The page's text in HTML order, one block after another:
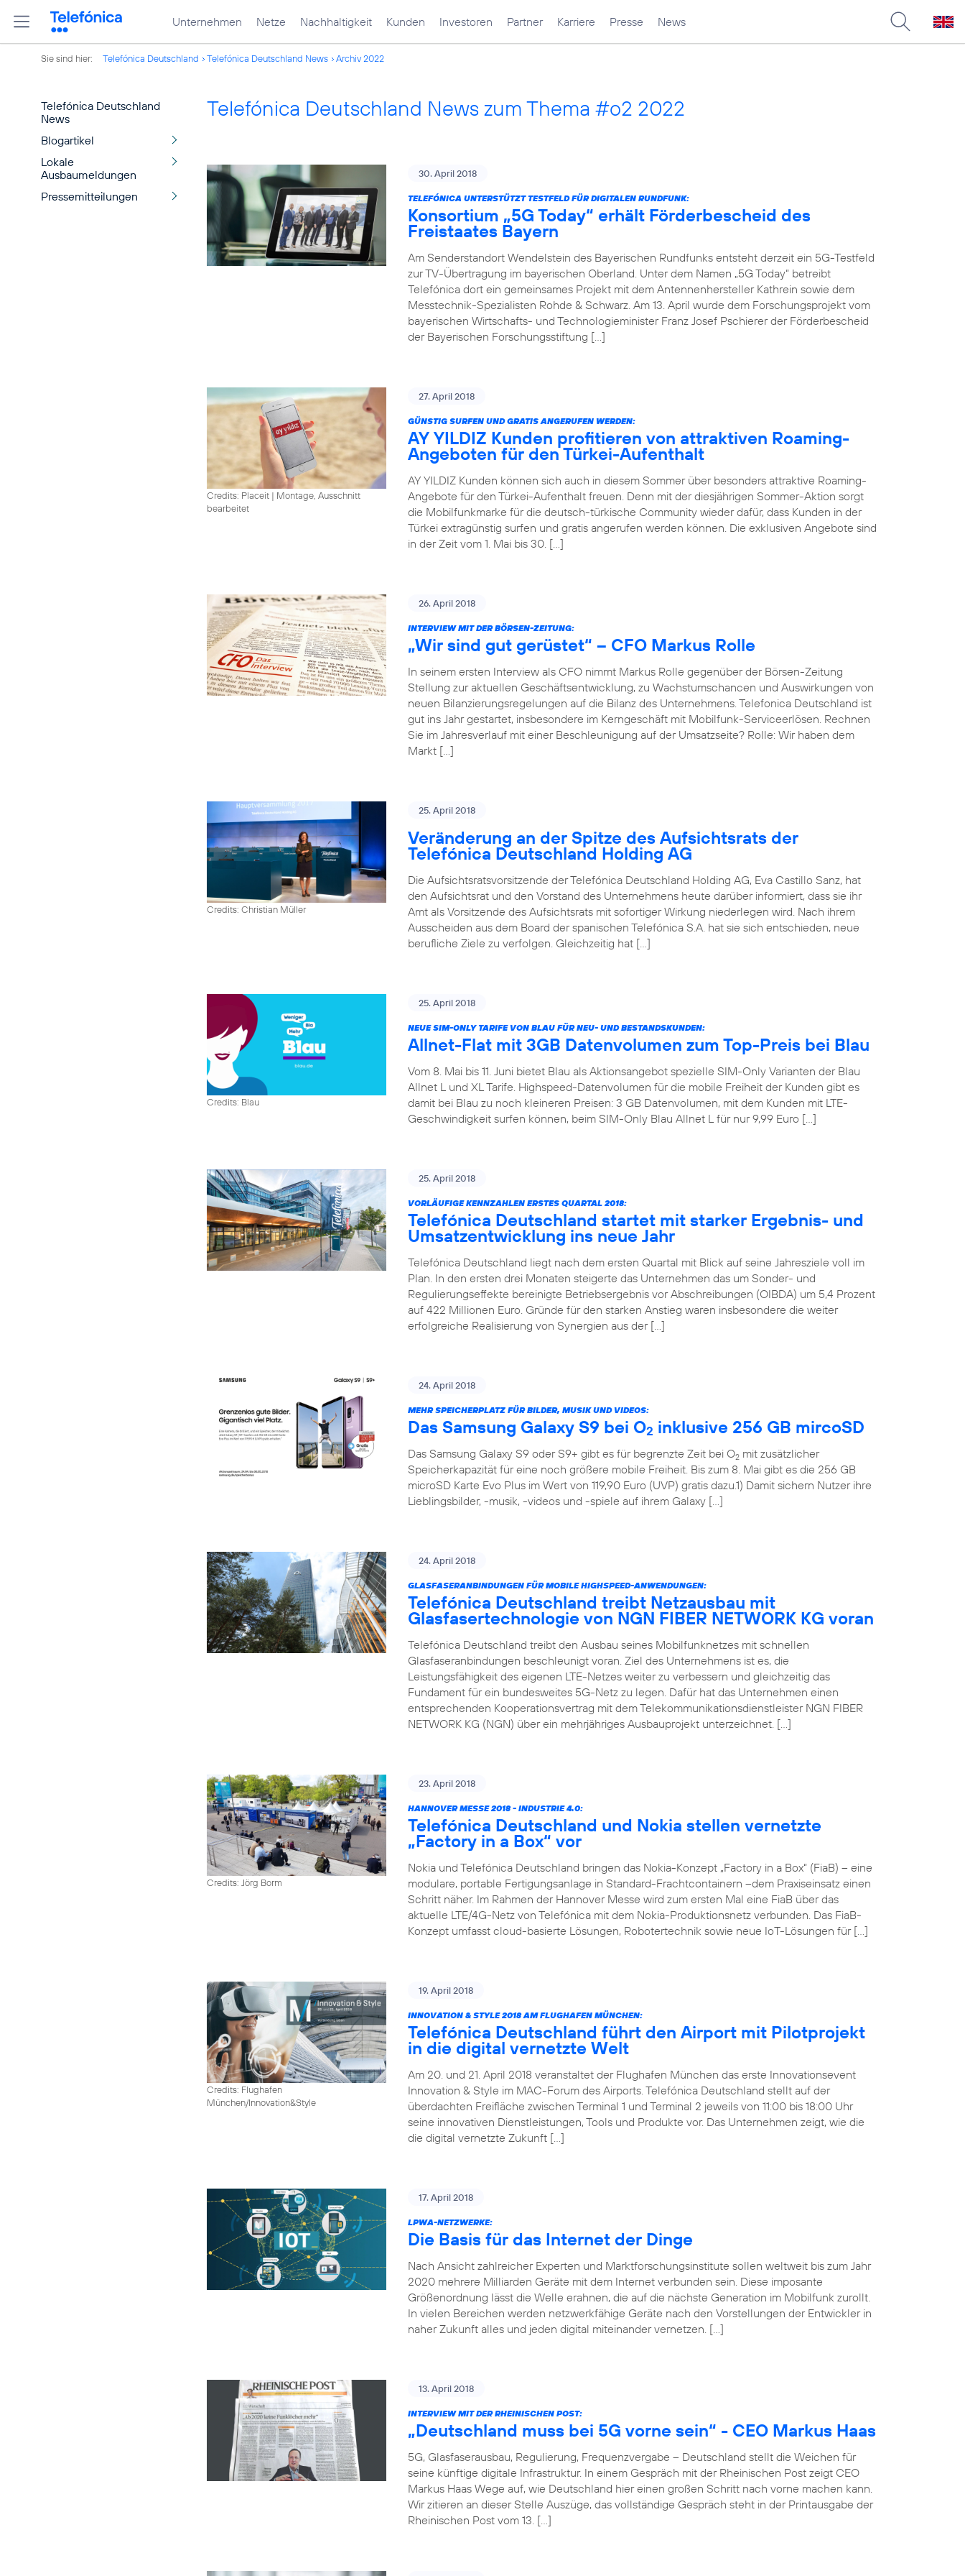
Unternehmen Netze Nachhaltigkeit Kunden Investoren Partner Karriere Presse News
Sie sind hier: Telefónica Deutschland Telefónica Deutschland News Archiv 2022
Telefónica Deutschland
News
Blogartikel
Lokale
Ausbaumeldungen
Pressemitteilungen
Telefónica Deutschland News zum Thema #o2 2022
30. April 2018
TELEFÓNICA UNTERSTÜTZT TESTFELD FÜR DIGITALEN RUNDFUNK:
Konsortium „5G Today“ erhält Förderbescheid des
Freistaates Bayern
Am Senderstandort Wendelstein des Bayerischen Rundfunks entsteht derzeit ein 5G-Testfeld
zur TV-Übertragung im bayerischen Oberland. Unter dem Namen „5G Today“ betreibt
Telefónica dort ein gemeinsames Projekt mit dem Antennenhersteller Kathrein sowie dem
Messtechnik-Spezialisten Rohde & Schwarz. Am 13. April wurde dem Forschungsprojekt vom
bayerischen Wirtschafts- und Technologieminister Franz Josef Pschierer der Förderbescheid
der Bayerischen Forschungsstiftung […]
Credits: Placeit | Montage, Ausschnitt
bearbeitet
27. April 2018
GÜNSTIG SURFEN UND GRATIS ANGERUFEN WERDEN:
AY YILDIZ Kunden profitieren von attraktiven Roaming-
Angeboten für den Türkei-Aufenthalt
AY YILDIZ Kunden können sich auch in diesem Sommer über besonders attraktive Roaming-
Angebote für den Türkei-Aufenthalt freuen. Denn mit der diesjährigen Sommer-Aktion sorgt
die Mobilfunkmarke für die deutsch-türkische Community wieder dafür, dass Kunden in der
Türkei extragünstig surfen und gratis angerufen werden können. Die exklusiven Angebote sind
in der Zeit vom 1. Mai bis 30. […]
26. April 2018
INTERVIEW MIT DER BÖRSEN-ZEITUNG:
„Wir sind gut gerüstet“ – CFO Markus Rolle
In seinem ersten Interview als CFO nimmt Markus Rolle gegenüber der Börsen-Zeitung
Stellung zur aktuellen Geschäftsentwicklung, zu Wachstumschancen und Auswirkungen von
neuen Bilanzierungsregelungen auf die Bilanz des Unternehmens. Telefonica Deutschland ist
gut ins Jahr gestartet, insbesondere im Kerngeschäft mit Mobilfunk-Serviceerlösen. Rechnen
Sie im Jahresverlauf mit einer Beschleunigung auf der Umsatzseite? Rolle: Wir haben dem
Markt […]
Credits: Christian Müller
25. April 2018
Veränderung an der Spitze des Aufsichtsrats der
Telefónica Deutschland Holding AG
Die Aufsichtsratsvorsitzende der Telefónica Deutschland Holding AG, Eva Castillo Sanz, hat
den Aufsichtsrat und den Vorstand des Unternehmens heute darüber informiert, dass sie ihr
Amt als Vorsitzende des Aufsichtsrats mit sofortiger Wirkung niederlegen wird. Nach ihrem
Ausscheiden aus dem Board der spanischen Telefónica S.A. hat sie sich entschieden, neue
berufliche Ziele zu verfolgen. Gleichzeitig hat […]
Credits: Blau
25. April 2018
NEUE SIM-ONLY TARIFE VON BLAU FÜR NEU- UND BESTANDSKUNDEN:
Allnet-Flat mit 3GB Datenvolumen zum Top-Preis bei Blau
Vom 8. Mai bis 11. Juni bietet Blau als Aktionsangebot spezielle SIM-Only Varianten der Blau
Allnet L und XL Tarife. Highspeed-Datenvolumen für die mobile Freiheit der Kunden gibt es
damit bei Blau zu noch kleineren Preisen: 3 GB Datenvolumen, mit dem Kunden mit LTE-
Geschwindigkeit surfen können, beim SIM-Only Blau Allnet L für nur 9,99 Euro […]
25. April 2018
VORLÄUFIGE KENNZAHLEN ERSTES QUARTAL 2018:
Telefónica Deutschland startet mit starker Ergebnis- und
Umsatzentwicklung ins neue Jahr
Telefónica Deutschland liegt nach dem ersten Quartal mit Blick auf seine Jahresziele voll im
Plan. In den ersten drei Monaten steigerte das Unternehmen das um Sonder- und
Regulierungseffekte bereinigte Betriebsergebnis vor Abschreibungen (OIBDA) um 5,4 Prozent
auf 422 Millionen Euro. Gründe für den starken Anstieg waren insbesondere die weiter
erfolgreiche Realisierung von Synergien aus der […]
24. April 2018
MEHR SPEICHERPLATZ FÜR BILDER, MUSIK UND VIDEOS:
Das Samsung Galaxy S9 bei O2 inklusive 256 GB mircoSD
Das Samsung Galaxy S9 oder S9+ gibt es für begrenzte Zeit bei O2 mit zusätzlicher
Speicherkapazität für eine noch größere mobile Freiheit. Bis zum 8. Mai gibt es die 256 GB
microSD Karte Evo Plus im Wert von 119,90 Euro (UVP) gratis dazu.1) Damit sichern Nutzer ihre
Lieblingsbilder, -musik, -videos und -spiele auf ihrem Galaxy […]
24. April 2018
GLASFASERANBINDUNGEN FÜR MOBILE HIGHSPEED-ANWENDUNGEN:
Telefónica Deutschland treibt Netzausbau mit
Glasfasertechnologie von NGN FIBER NETWORK KG voran
Telefónica Deutschland treibt den Ausbau seines Mobilfunknetzes mit schnellen
Glasfaseranbindungen beschleunigt voran. Ziel des Unternehmens ist es, die
Leistungsfähigkeit des eigenen LTE-Netzes weiter zu verbessern und gleichzeitig das
Fundament für ein bundesweites 5G-Netz zu legen. Dafür hat das Unternehmen einen
entsprechenden Kooperationsvertrag mit dem Telekommunikationsdienstleister NGN FIBER
NETWORK KG (NGN) über ein mehrjähriges Ausbauprojekt unterzeichnet. […]
Credits: Jörg Borm
23. April 2018
HANNOVER MESSE 2018 - INDUSTRIE 4.0:
Telefónica Deutschland und Nokia stellen vernetzte
„Factory in a Box“ vor
Nokia und Telefónica Deutschland bringen das Nokia-Konzept „Factory in a Box“ (FiaB) – eine
modulare, portable Fertigungsanlage in Standard-Frachtcontainern –dem Praxiseinsatz einen
Schritt näher. Im Rahmen der Hannover Messe wird zum ersten Mal eine FiaB über das
aktuelle LTE/4G-Netz von Telefónica mit dem Nokia-Produktionsnetz verbunden. Das FiaB-
Konzept umfasst cloud-basierte Lösungen, Robotertechnik sowie neue IoT-Lösungen für […]
Credits: Flughafen
München/Innovation&Style
19. April 2018
INNOVATION & STYLE 2018 AM FLUGHAFEN MÜNCHEN:
Telefónica Deutschland führt den Airport mit Pilotprojekt
in die digital vernetzte Welt
Am 20. und 21. April 2018 veranstaltet der Flughafen München das erste Innovationsevent
Innovation & Style im MAC-Forum des Airports. Telefónica Deutschland stellt auf der
überdachten Freifläche zwischen Terminal 1 und Terminal 2 jeweils von 11:00 bis 18:00 Uhr
seine innovativen Dienstleistungen, Tools und Produkte vor. Das Unternehmen zeigt, wie die
die digital vernetzte Zukunft […]
17. April 2018
LPWA-NETZWERKE:
Die Basis für das Internet der Dinge
Nach Ansicht zahlreicher Experten und Marktforschungsinstitute sollen weltweit bis zum Jahr
2020 mehrere Milliarden Geräte mit dem Internet verbunden sein. Diese imposante
Größenordnung lässt die Welle erahnen, die auf die nächste Generation im Mobilfunk zurollt.
In vielen Bereichen werden netzwerkfähige Geräte nach den Vorstellungen der Entwickler in
naher Zukunft alles und jeden digital miteinander vernetzen. […]
13. April 2018
INTERVIEW MIT DER RHEINISCHEN POST:
„Deutschland muss bei 5G vorne sein“ - CEO Markus Haas
5G, Glasfaserausbau, Regulierung, Frequenzvergabe – Deutschland stellt die Weichen für
seine künftige digitale Infrastruktur. In einem Gespräch mit der Rheinischen Post zeigt CEO
Markus Haas Wege auf, wie Deutschland hier einen großen Schritt nach vorne machen kann.
Wir zitieren an dieser Stelle Auszüge, das vollständige Gespräch steht in der Printausgabe der
Rheinischen Post vom 13. […]